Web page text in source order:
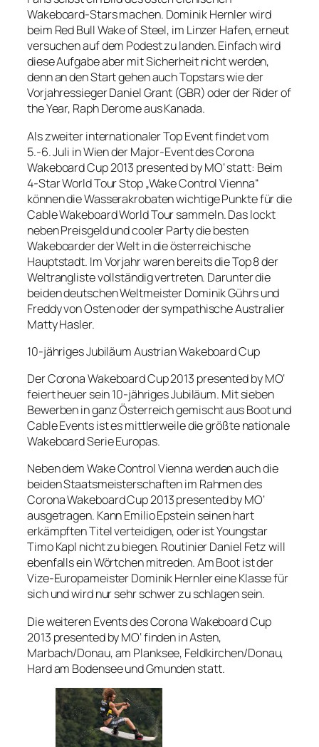
Wakeboard-Stars machen. Dominik Hernler wird
beim Red Bull Wake of Steel, im Linzer Hafen, erneut
versuchen auf dem Podest zu landen. Einfach wird
diese Aufgabe aber mit Sicherheit nicht werden,
denn an den Start gehen auch Topstars wie der
Vorjahressieger Daniel Grant (GBR) oder der Rider of
the Year, Raph Derome aus Kanada.
Als zweiter internationaler Top Event findet vom
5.-6. Juli in Wien der Major-Event des Corona
Wakeboard Cup 2013 presented by MO‘ statt: Beim
4-Star World Tour Stop „Wake Control Vienna“
können die Wasserakrobaten wichtige Punkte für die
Cable Wakeboard World Tour sammeln. Das lockt
neben Preisgeld und cooler Party die besten
Wakeboarder der Welt in die österreichische
Hauptstadt. Im Vorjahr waren bereits die Top 8 der
Weltrangliste vollständig vertreten. Darunter die
beiden deutschen Weltmeister Dominik Gührs und
Freddy von Osten oder der sympathische Australier
Matty Hasler.
10-jähriges Jubiläum Austrian Wakeboard Cup
Der Corona Wakeboard Cup 2013 presented by MO‘
feiert heuer sein 10-jähriges Jubiläum. Mit sieben
Bewerben in ganz Österreich gemischt aus Boot und
Cable Events ist es mittlerweile die größte nationale
Wakeboard Serie Europas.
Neben dem Wake Control Vienna werden auch die
beiden Staatsmeisterschaften im Rahmen des
Corona Wakeboard Cup 2013 presented by MO‘
ausgetragen. Kann Emilio Epstein seinen hart
erkämpften Titel verteidigen, oder ist Youngstar
Timo Kapl nicht zu biegen. Routinier Daniel Fetz will
ebenfalls ein Wörtchen mitreden. Am Boot ist der
Vize-Europameister Dominik Hernler eine Klasse für
sich und wird nur sehr schwer zu schlagen sein.
Die weiteren Events des Corona Wakeboard Cup
2013 presented by MO‘ finden in Asten,
Marbach/Donau, am Planksee, Feldkirchen/Donau,
Hard am Bodensee und Gmunden statt.